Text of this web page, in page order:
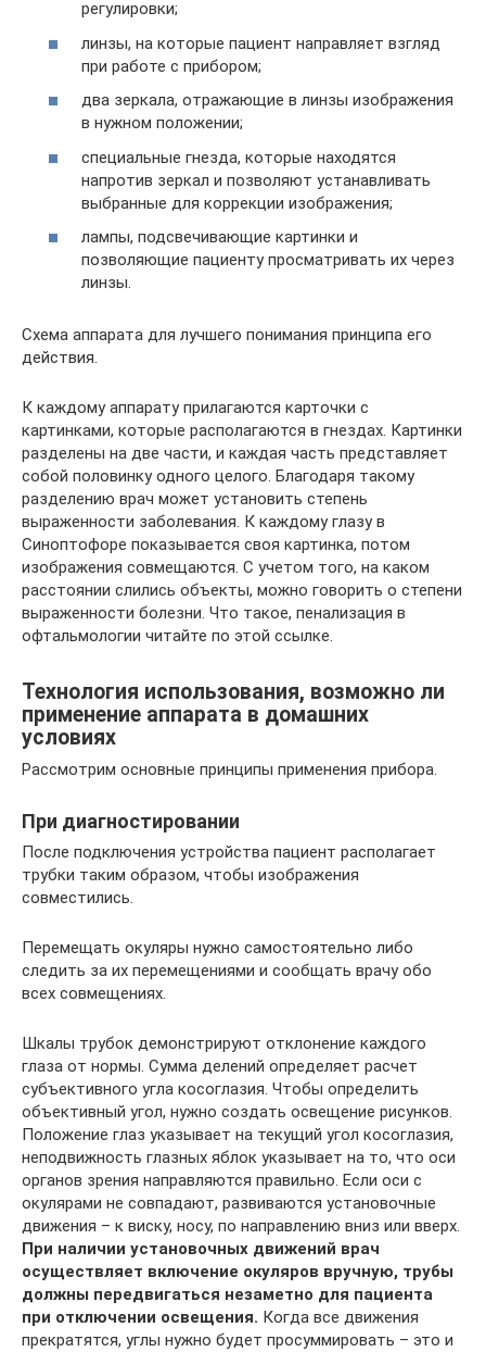
регулировки;
линзы, на которые пациент направляет взгляд
при работе с прибором;
два зеркала, отражающие в линзы изображения
в нужном положении;
специальные гнезда, которые находятся
напротив зеркал и позволяют устанавливать
выбранные для коррекции изображения;
лампы, подсвечивающие картинки и
позволяющие пациенту просматривать их через
линзы.
Схема аппарата для лучшего понимания принципа его
действия.
К каждому аппарату прилагаются карточки с
картинками, которые располагаются в гнездах. Картинки
разделены на две части, и каждая часть представляет
собой половинку одного целого. Благодаря такому
разделению врач может установить степень
выраженности заболевания. К каждому глазу в
Синоптофоре показывается своя картинка, потом
изображения совмещаются. С учетом того, на каком
расстоянии слились объекты, можно говорить о степени
выраженности болезни. Что такое, пенализация в
офтальмологии читайте по этой ссылке.
Технология использования, возможно ли
применение аппарата в домашних
условиях
Рассмотрим основные принципы применения прибора.
При диагностировании
После подключения устройства пациент располагает
трубки таким образом, чтобы изображения
совместились.
Перемещать окуляры нужно самостоятельно либо
следить за их перемещениями и сообщать врачу обо
всех совмещениях.
Шкалы трубок демонстрируют отклонение каждого
глаза от нормы. Сумма делений определяет расчет
субъективного угла косоглазия. Чтобы определить
объективный угол, нужно создать освещение рисунков.
Положение глаз указывает на текущий угол косоглазия,
неподвижность глазных яблок указывает на то, что оси
органов зрения направляются правильно. Если оси с
окулярами не совпадают, развиваются установочные
движения – к виску, носу, по направлению вниз или вверх.
При наличии установочных движений врач
осуществляет включение окуляров вручную, трубы
должны передвигаться незаметно для пациента
при отключении освещения. Когда все движения
прекратятся, углы нужно будет просуммировать – это и